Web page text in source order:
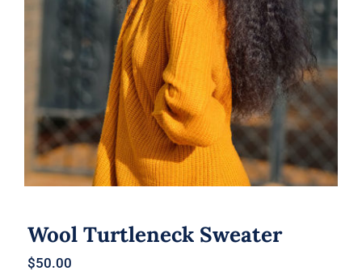
Wool Turtleneck Sweater
Wool Turtleneck Sweater
$50.00